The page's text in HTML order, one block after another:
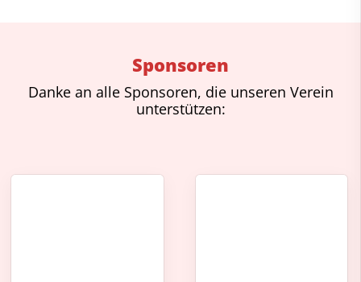
Sponsoren
Danke an alle Sponsoren, die unseren Verein
unterstützen: